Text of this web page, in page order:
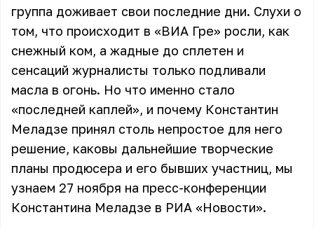
группа доживает свои последние дни. Слухи о
том, что происходит в «ВИА Гре» росли, как
снежный ком, а жадные до сплетен и
сенсаций журналисты только подливали
масла в огонь. Но что именно стало
«последней каплей», и почему Константин
Меладзе принял столь непростое для него
решение, каковы дальнейшие творческие
планы продюсера и его бывших участниц, мы
узнаем 27 ноября на пресс-конференции
Константина Меладзе в РИА «Новости».